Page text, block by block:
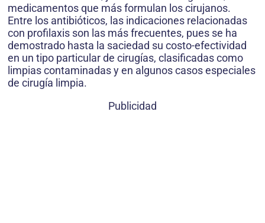
medicamentos que más formulan los cirujanos.
Entre los antibióticos, las indicaciones relacionadas
con profilaxis son las más frecuentes, pues se ha
demostrado hasta la saciedad su costo-efectividad
en un tipo particular de cirugías, clasificadas como
limpias contaminadas y en algunos casos especiales
de cirugía limpia.
Publicidad